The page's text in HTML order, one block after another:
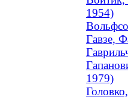
1954)
Гавзе,
1979)